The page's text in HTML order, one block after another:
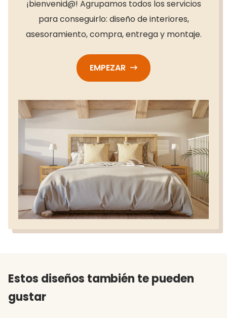
¡bienvenid@! Agrupamos todos los servicios
para conseguirlo: diseño de interiores,
asesoramiento, compra, entrega y montaje.
EMPEZAR
Estos diseños también te pueden
gustar